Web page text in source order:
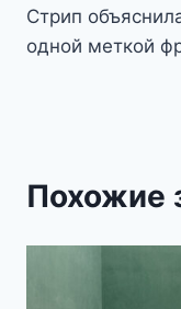
Стрип
одной меткой
Похожие